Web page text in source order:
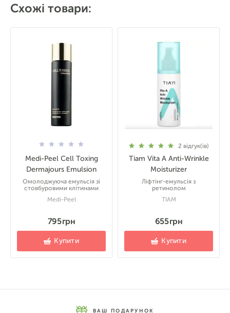
Схожі товари:
Medi-Peel Cell Toxing
Dermajours Emulsion
Омолоджуюча емульсія зі
стовбуровими клітинами
Medi-Peel
795 грн
Купити
2 відгук(ів)
Tiam Vita A Anti-Wrinkle
Moisturizer
Ліфтінг-емульсія з
ретинолом
TIAM
655 грн
Купити
ВАШ ПОДАРУНОК